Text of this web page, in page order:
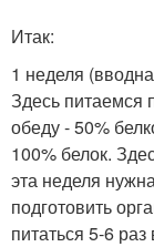
Итак:
1 неделя
Здесь питаемся
обеду - 50%
100% белок.
эта неделя
подготовить
питаться 5-6 раз